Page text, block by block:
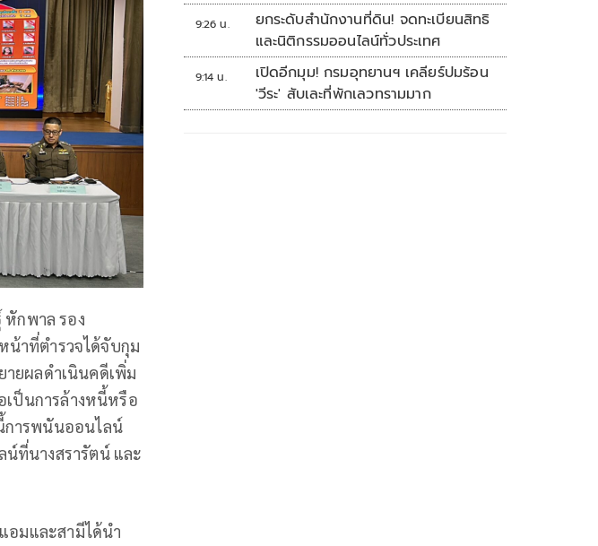
หักพาล รอง
น้าที่ตำรวจได้จับกุม
ยผลดำเนินคดีเพิ่ม
เป็นการล้างหนี้หรือ
การพนันออนไลน์
น์ที่นางสรารัตน์ และ
อมและสามีได้นำ
9:26 น.
ยกระดับสำนักงานที่ดิน! จดทะเบียนสิทธิ
และนิติกรรมออนไลน์ทั่วประเทศ
9:14 น.
เปิดอีกมุม! กรมอุทยานฯ เคลียร์ปมร้อน
'วีระ' สับเละที่พักเลวทรามมาก